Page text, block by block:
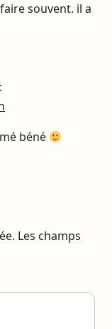
souvent. il a
béné
Les champs